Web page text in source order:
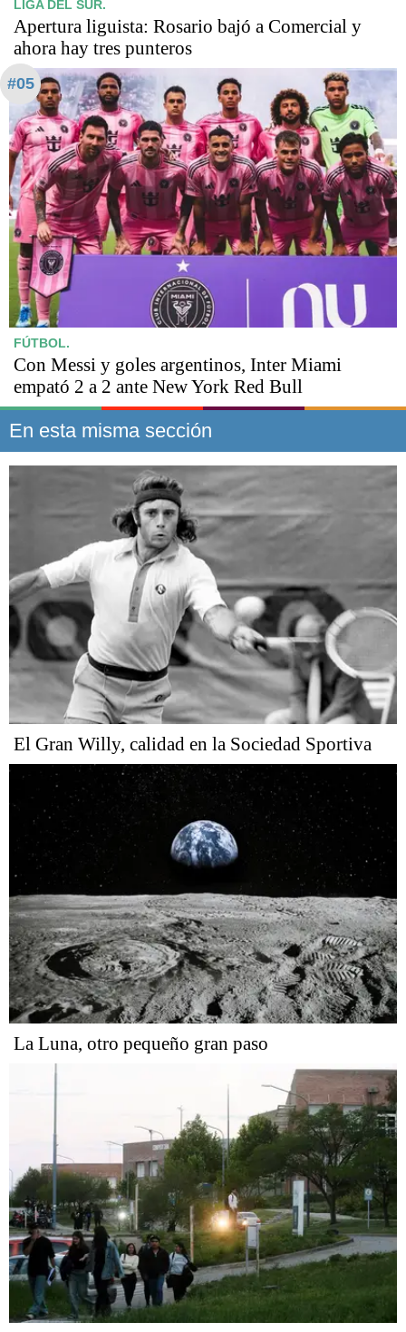
LIGA DEL SUR.
Apertura liguista: Rosario bajó a Comercial y
ahora hay tres punteros
#05
FÚTBOL.
Con Messi y goles argentinos, Inter Miami
empató 2 a 2 ante New York Red Bull
En esta misma sección
El Gran Willy, calidad en la Sociedad Sportiva
La Luna, otro pequeño gran paso